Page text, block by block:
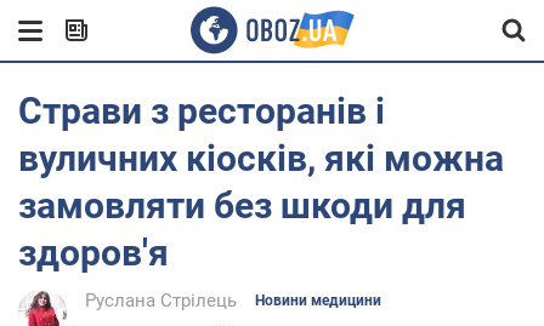
Страви з ресторанів і
вуличних кіосків, які можна
замовляти без шкоди для
здоров'я
Руслана Стрілець Новини медицини